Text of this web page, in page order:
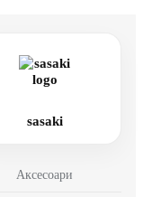
sasaki
Аксесоари